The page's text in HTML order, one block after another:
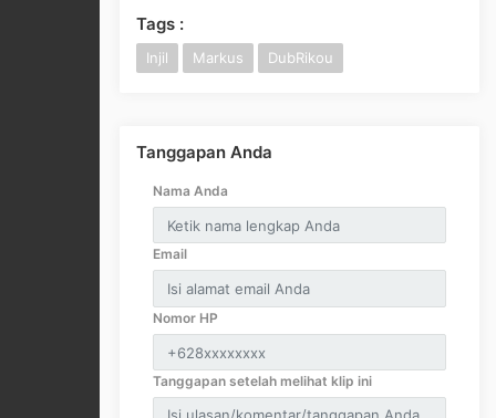
Tags :
Injil Markus DubRikou
Tanggapan Anda
Nama Anda
Email
Nomor HP
Tanggapan setelah melihat klip ini